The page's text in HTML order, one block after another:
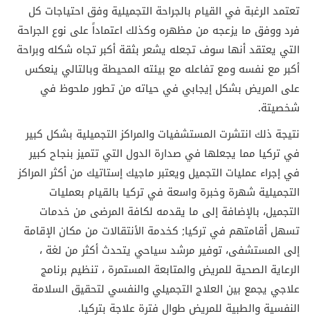
تعتمد الرغبة في القيام بالجراحة التجميلية وفق احتياجات كل
فرد ووفق ما يزعجه من مظهره وكذلك اعتماداً على نوع الجراحة
التي يعتقد أنها سوف تجعله يشعر بثقة أكبر تجاه شكله وبراحة
أكبر مع نفسه ومع تفاعله مع بيئته المحيطة وبالتالي ينعكس
على المريض بشكل إيجابي في حياته من تطور ملحوظ في
شخصيتة.
نتيجة ذلك انتشرت المستشفيات والمراكز التجميلية بشكل كبير
في تركيا مما يجعلها في صدارة الدول التي تتميز بنجاح كبير
في إجراء عمليات التجميل ويعتبر ماجيك إستاتيك من أكثر المراكز
التجميلية شهرة وخبرة واسعة في تركيا بالقيام بعمليات
التجميل، بالإضافة إلى ما يقدمه لكافة المرضى من خدمات
تسهل أقامتهم في تركيا; كخدمة الأنتقالات من مكان الإقامة
إلى المستشفى، توفير مرشد سياحي يتحدث أكثر من لغة ،
الرعاية الصحية للمريض والمتابعة المستمرة ، تنظيم برنامج
علاجي يجمع بين العلاج التجميلي والنفسي لتحقيق السلامة
النفسية والطبية للمريض طوال فترة علاجة بتركيا.